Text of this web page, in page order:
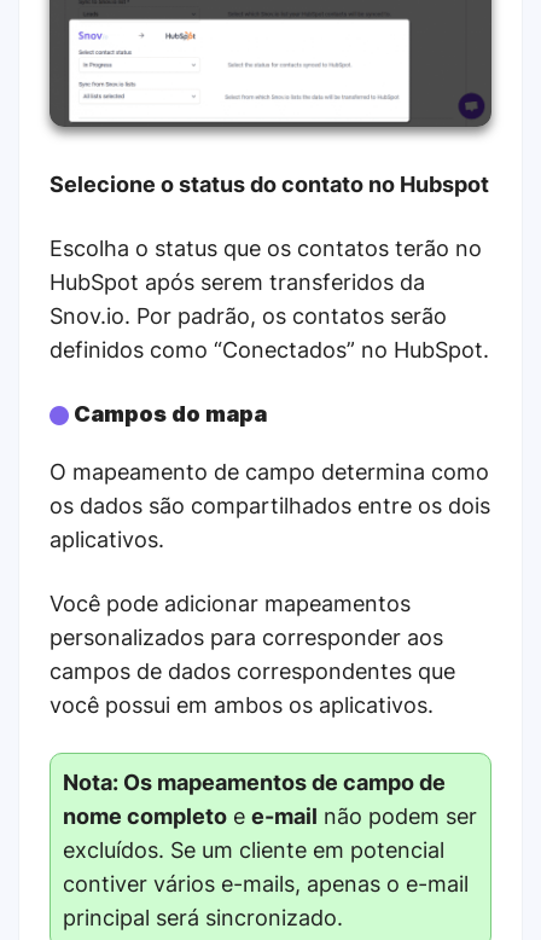
Selecione o status do contato no Hubspot
Escolha o status que os contatos terão no
HubSpot após serem transferidos da
Snov.io. Por padrão, os contatos serão
definidos como “Conectados” no HubSpot.
Campos do mapa
O mapeamento de campo determina como
os dados são compartilhados entre os dois
aplicativos.
Você pode adicionar mapeamentos
personalizados para corresponder aos
campos de dados correspondentes que
você possui em ambos os aplicativos.
Nota: Os mapeamentos de campode
nome completo e e-mail não podem ser
excluídos. Se um cliente em potencial
contiver vários e-mails, apenas o e-mail
principal será sincronizado.